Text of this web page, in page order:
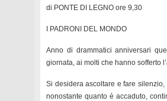
di PONTE DI LEGNO ore 9,30
I PADRONI DEL MONDO
Anno di drammatici anniversari
giornata, ai molti che hanno sofferto
Si desidera ascoltare e fare
nonostante quanto è accaduto,